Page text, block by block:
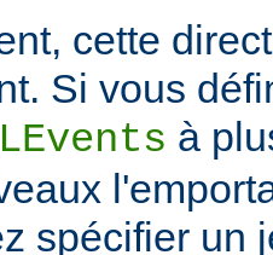
cette
Si vous
à
spécifier un